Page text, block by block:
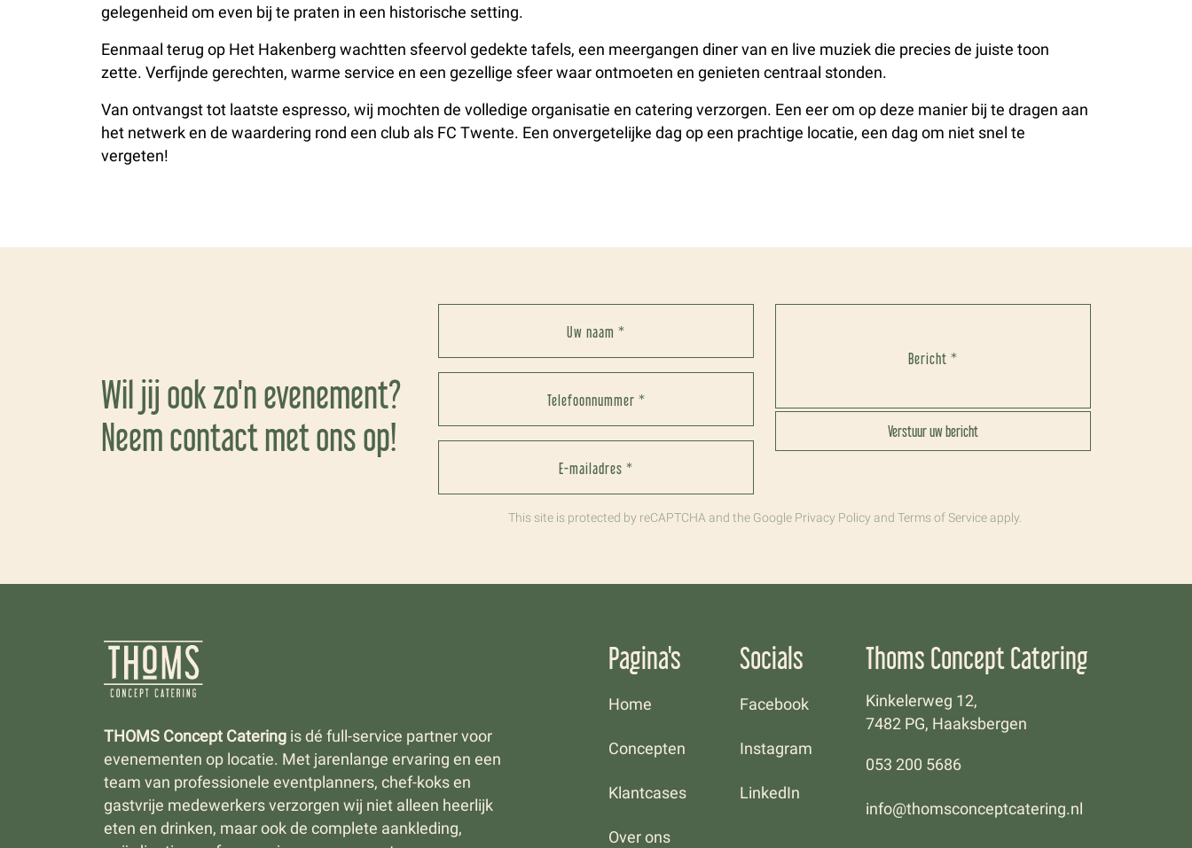
gelegenheid om even bij te praten in een historische setting.
Eenmaal terug op Het Hakenberg wachtten sfeervol gedekte tafels, een meergangen diner van en live muziek die precies de juiste toon
zette. Verfijnde gerechten, warme service en een gezellige sfeer waar ontmoeten en genieten centraal stonden.
Van ontvangst tot laatste espresso, wij mochten de volledige organisatie en catering verzorgen. Een eer om op deze manier bij te dragen aan
het netwerk en de waardering rond een club als FC Twente. Een onvergetelijke dag op een prachtige locatie, een dag om niet snel te
vergeten!
Wil jij ook zo'n evenement?
Neem contact met ons op!
Uw naam *
Telefoonnummer *
E-mailadres *
Bericht *
Verstuur uw bericht
This site is protected by reCAPTCHA and the Google Privacy Policy and Terms of Serviceapply.
THOMS Concept Catering is dé full-service partner voor
evenementen op locatie. Met jarenlange ervaring en een
team van professionele eventplanners, chef-koks en
gastvrije medewerkers verzorgen wij niet alleen heerlijk
eten en drinken, maar ook de complete aankleding,
Pagina's
Home
Concepten
Klantcases
Over ons
Socials
Facebook
Instagram
LinkedIn
Thoms Concept Catering
Kinkelerweg 12,
7482 PG, Haaksbergen
053 200 5686
info@thomsconceptcatering.nl